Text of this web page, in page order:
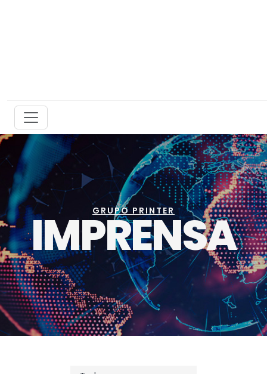
GRUPO PRINTER
IMPRENSA